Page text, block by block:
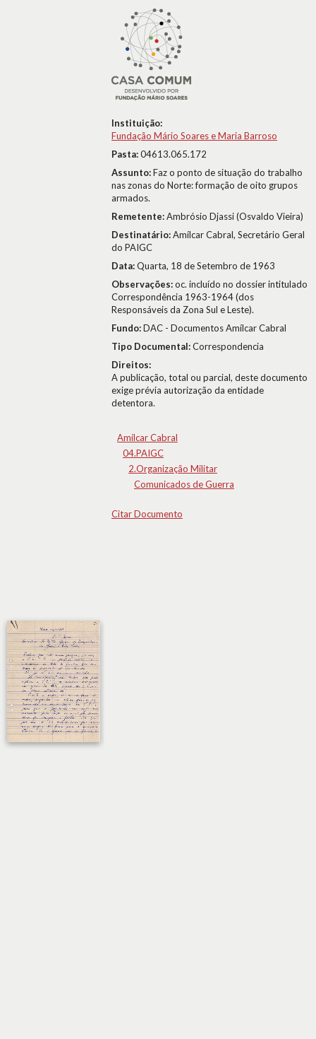
Instituição:
Fundação Mário Soares e Maria Barroso
Pasta:04613.065.172
Assunto:Faz o ponto de situação do trabalho
nas zonas do Norte: formação de oito grupos
armados.
Remetente:Ambrósio Djassi (Osvaldo Vieira)
Destinatário:Amílcar Cabral, Secretário Geral
do PAIGC
Data:Quarta, 18 de Setembro de 1963
Observações:oc. incluído no dossier intitulado
Correspondência 1963-1964 (dos
Responsáveis da Zona Sul e Leste).
Fundo:DAC - Documentos Amílcar Cabral
Tipo Documental:Correspondencia
Direitos:
A publicação, total ou parcial, deste documento
exige prévia autorização da entidade
detentora.
Amílcar Cabral
04.PAIGC
2.Organização Militar
Comunicados de Guerra
Citar Documento